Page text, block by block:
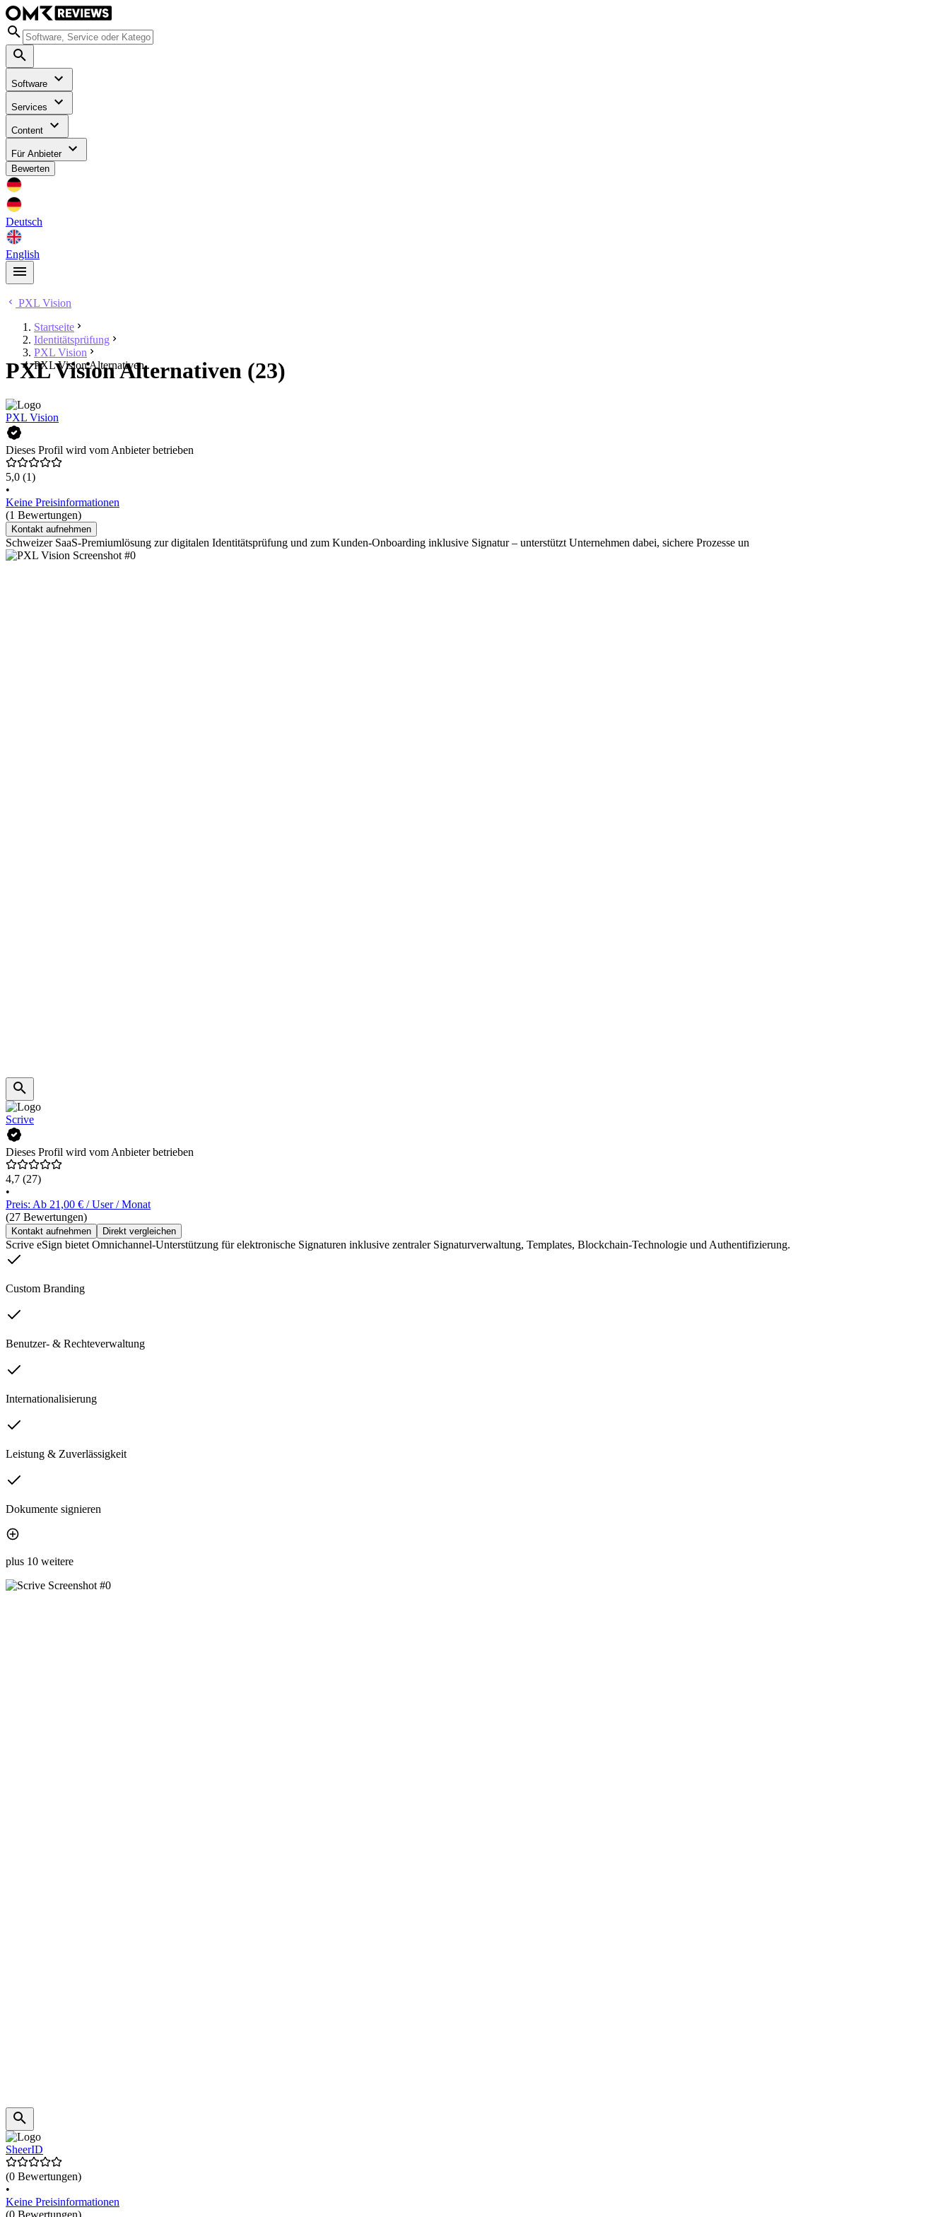
Software
Services
Content
Für Anbieter
Bewerten
Deutsch
English
PXL Vision
Startseite
Identitätsprüfung
PXL Vision
PXL Vision Alternativen
PXL Vision Alternativen (23)
PXL Vision
Dieses Profil wird vom Anbieter betrieben
5,0 (1)
•
Keine Preisinformationen
(1 Bewertungen)
Kontakt aufnehmen
Schweizer SaaS-Premiumlösung zur digitalen Identitätsprüfung und zum Kunden-Onboarding inklusive Signatur – unterstützt Unternehmen dabei, sichere Prozesse un
Scrive
Dieses Profil wird vom Anbieter betrieben
4,7 (27)
•
Preis: Ab 21,00 € / User / Monat
(27 Bewertungen)
Kontakt aufnehmen Direkt vergleichen
Scrive eSign bietet Omnichannel-Unterstützung für elektronische Signaturen inklusive zentraler Signaturverwaltung, Templates, Blockchain-Technologie und Authentifizierung.
Custom Branding
Benutzer- & Rechteverwaltung
Internationalisierung
Leistung & Zuverlässigkeit
Dokumente signieren
plus 10 weitere
SheerID
(0 Bewertungen)
•
Keine Preisinformationen